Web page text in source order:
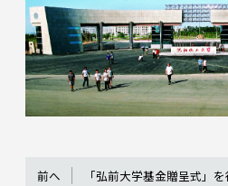
前へ 「弘前大学基金贈呈式」